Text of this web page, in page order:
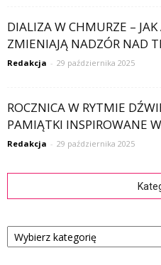
DIALIZA W CHMURZE –
ZMIENIAJĄ NADZÓR NAD
Redakcja - 29 października 2025
ROCZNICA W RYTMIE
PAMIĄTKI INSPIROWANE
Redakcja - 29 października 2025
Kategorie